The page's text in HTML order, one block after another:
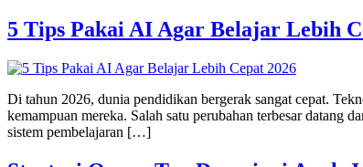
5 Tips Pakai AI Agar Belajar Lebih
Di tahun 2026, dunia pendidikan bergerak sangat cepat.
kemampuan mereka. Salah satu perubahan terbesar datang
sistem pembelajaran […]